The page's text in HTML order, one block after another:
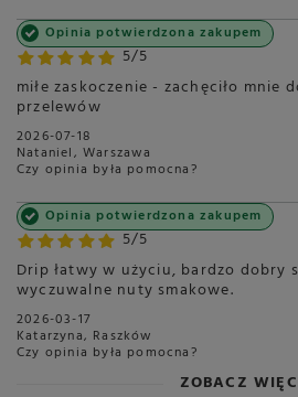
5/5
Opinia potwierdzona zakupem
miłe zaskoczenie - zachęciło mnie
przelewów
2026-07-18
Nataniel, Warszawa
Czy opinia była pomocna?
5/5
Opinia potwierdzona zakupem
Drip łatwy w użyciu, bardzo dobry
wyczuwalne nuty smakowe.
2026-03-17
Katarzyna, Raszków
Czy opinia była pomocna?
ZOBACZ